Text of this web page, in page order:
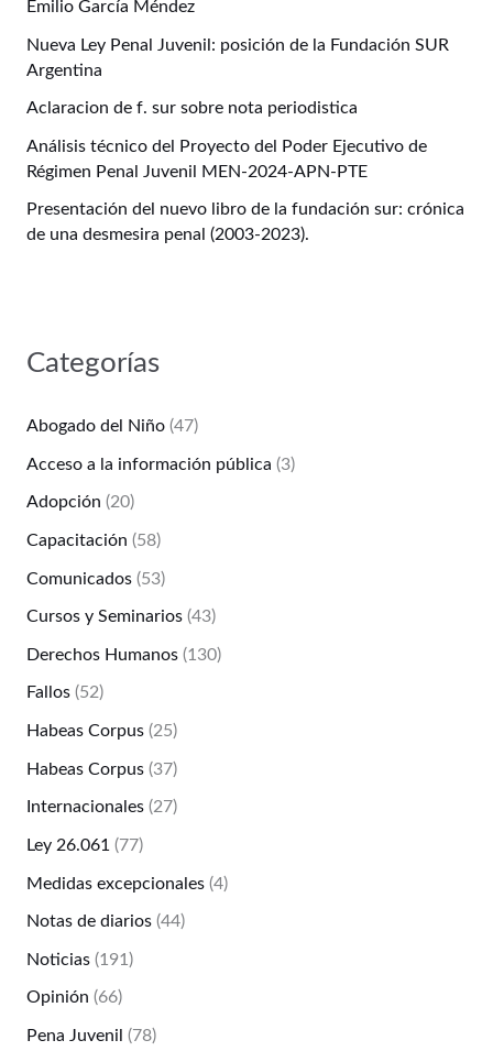
Emilio García Méndez
Nueva Ley Penal Juvenil: posición de la Fundación SUR
Argentina
Aclaracion de f. sur sobre nota periodistica
Análisis técnico del Proyecto del Poder Ejecutivo de
Régimen Penal Juvenil MEN-2024-APN-PTE
Presentación del nuevo libro de la fundación sur: crónica
de una desmesira penal (2003-2023).
Categorías
Abogado del Niño(47)
Acceso a la información pública (3)
Adopción (20)
Capacitación (58)
Comunicados(53)
Cursos y Seminarios(43)
Derechos Humanos(130)
Fallos(52)
Habeas Corpus(25)
Habeas Corpus(37)
Internacionales(27)
Ley 26.061 (77)
Medidas excepcionales(4)
Notas de diarios(44)
Noticias(191)
Opinión (66)
Pena Juvenil (78)